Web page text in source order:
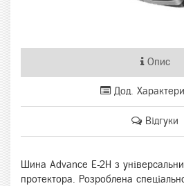
Опис
Дод.
Відгуки
Шина Advance E-2H з
протектора. Розроблена